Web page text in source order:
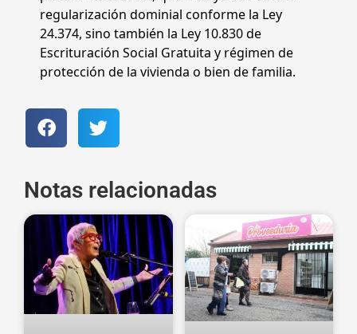
regularización dominial conforme la Ley
24.374, sino también la Ley 10.830 de
Escrituración Social Gratuita y régimen de
protección de la vivienda o bien de familia.
Notas relacionadas